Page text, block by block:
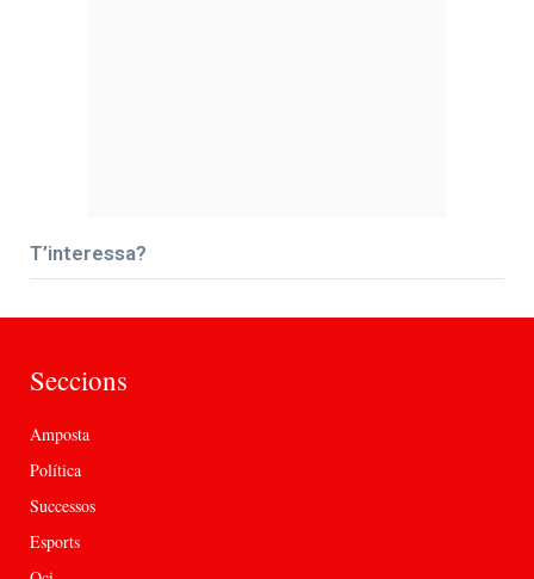
T’interessa?
Seccions
Amposta
Política
Successos
Esports